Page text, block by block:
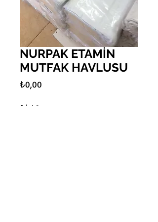
NURPAK ETAMİN
MUTFAK HAVLUSU
₺0,00
Adet *